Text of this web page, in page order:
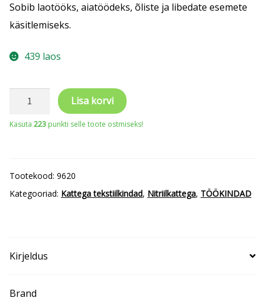
Sobib laotööks, aiatöödeks, õliste ja libedate esemete
käsitlemiseks.
439 laos
NitriilkummigaLisa korvi
Kasuta 223 punkti selle toote ostmiseks!
Tootekood: 9620
Kategooriad: Kattega tekstiilkindad, Nitriilkattega, TÖÖKINDAD
Kirjeldus
Brand